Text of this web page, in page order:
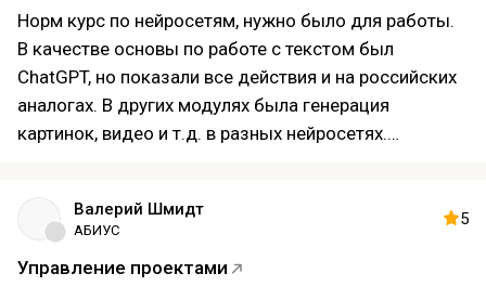
Полезные шаблоны и практические воркшопы.
Преподаватели — практики из продуктовых команд
и РБК, дающие конкретные советы.
Минусы:
Интенсивность: материал даётся быстро; тем, кто
на проработку домашних заданий.
Хотелось бы больше времени на индивидуальное
менторство над финальным проектом.
Норм курс по нейросетям, нужно было для работы.
В качестве основы по работе с текстом был
ChatGPT, но показали все действия и на российских
аналогах. В других модулях была генерация
картинок, видео и т.д. в разных нейросетях.
оплачивала контора. Плюс дали удостоверение о
повышении квалификации, которое еще и на ГУ
показывается в доках об образовании.
Валерий Шмидт
АБИУС
5
Управление проектами